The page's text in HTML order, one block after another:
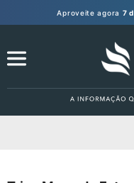
Aproveite agora 7